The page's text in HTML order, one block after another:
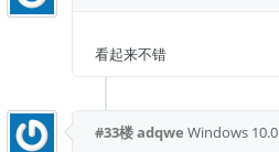
看起来不错
#33楼adqwe Windows 10.0